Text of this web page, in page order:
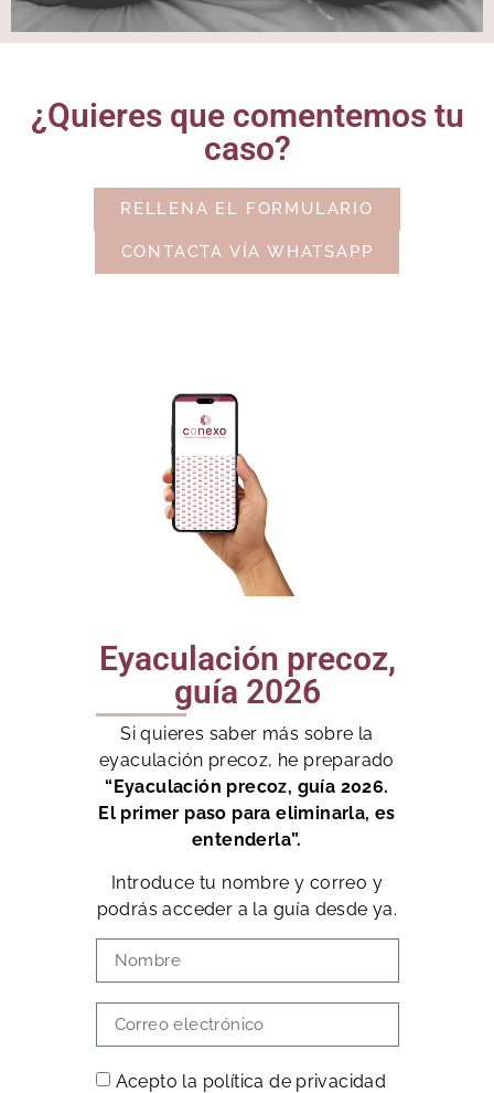
¿Quieres que comentemos tu
caso?
RELLENA EL FORMULARIO
CONTACTA VÍA WHATSAPP
Eyaculación precoz,
guía 2026
Si quieres saber más sobre la
eyaculación precoz, he preparado
“Eyaculación precoz, guía 2026.
El primer paso para eliminarla, es
entenderla”.
Introduce tu nombre y correo y
podrás acceder a la guía desde ya.
Acepto la política de privacidad